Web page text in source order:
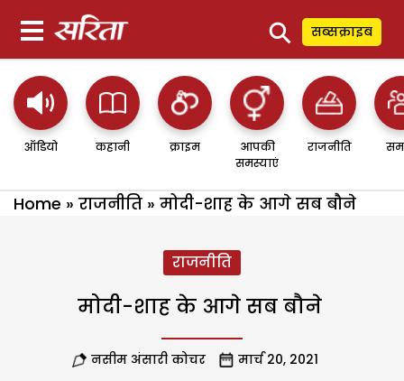
⚲ सब्सक्राइब
ऑडियो कहानी क्राइम
आपकी
समस्याएं
राजनीति
Home » राजनीति » मोदी-शाह के आगे सब बौने
राजनीति
मोदी-शाह के आगे सब बौने
नसीम अंसारी कोचर मार्च 20, 2021